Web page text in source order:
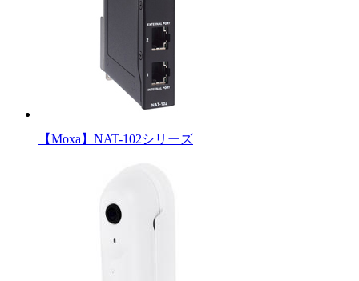
【Moxa】NAT-102シリーズ